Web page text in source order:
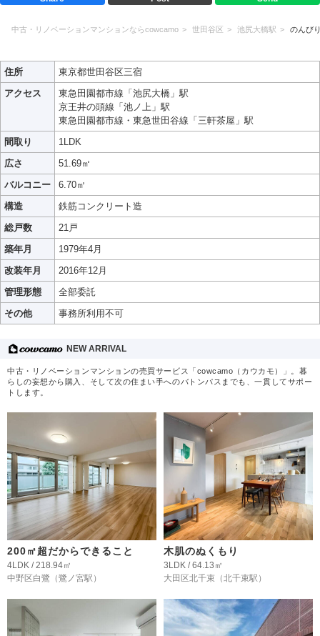
中古・リノベーションマンションならcowcamo 世田谷区 池尻大橋駅 のんび
住所
東京都世田谷区三宿
アクセス
東急田園都市線「池尻大橋」駅
京王井の頭線「池ノ上」駅
東急田園都市線・東急世田谷線「三軒茶屋」駅
間取り
1LDK
広さ
51.69㎡
バルコニー
6.70㎡
構造
鉄筋コンクリート造
総戸数
21戸
築年月
1979年4月
改装年月
2016年12月
管理形態
全部委託
その他
事務所利用不可
NEW ARRIVAL
中古・リノベーションマンションの売買サービス「cowcamo（カウカモ）」。暮
らしの妄想から購入、そして次の住まい手へのバトンパスまでも、一貫してサポー
トします。
200㎡超だからできること
4LDK / 218.94㎡
中野区白鷺 （鷺ノ宮駅）
木肌のぬくもり
3LDK / 64.13㎡
大田区北千束 （北千束駅）